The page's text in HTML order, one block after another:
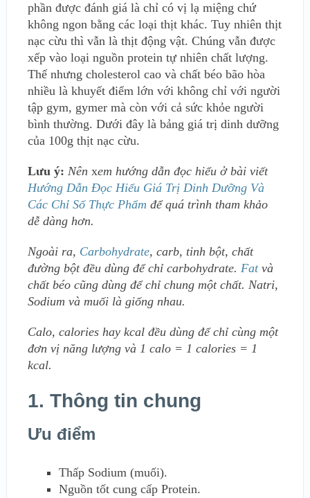
phần được đánh giá là chỉ có vị lạ miệng chứ
không ngon bằng các loại thịt khác. Tuy nhiên thịt
nạc cừu thì vẫn là thịt động vật. Chúng vẫn được
xếp vào loại nguồn protein tự nhiên chất lượng.
Thế nhưng cholesterol cao và chất béo bão hòa
nhiều là khuyết điểm lớn với không chỉ với người
tập gym, gymer mà còn với cả sức khỏe người
bình thường. Dưới đây là bảng giá trị dinh dưỡng
của 100g thịt nạc cừu.
Lưu ý: Nên xem hướng dẫn đọc hiểu ở bài viết
Hướng Dẫn Đọc Hiểu Giá Trị Dinh Dưỡng Và
Các Chỉ Số Thực Phẩm để quá trình tham khảo
dễ dàng hơn.
Ngoài ra, Carbohydrate, carb, tinh bột, chất
đường bột đều dùng để chỉ carbohydrate. Fatvà
chất béo cũng dùng để chỉ chung một chất. Natri,
Sodium và muối là giống nhau.
Calo, calories hay kcal đều dùng để chỉ cùng một
đơn vị năng lượng và 1 calo = 1 calories = 1
kcal.
1. Thông tin chung
Ưu điểm
Thấp Sodium (muối).
Nguồn tốt cung cấp Protein.